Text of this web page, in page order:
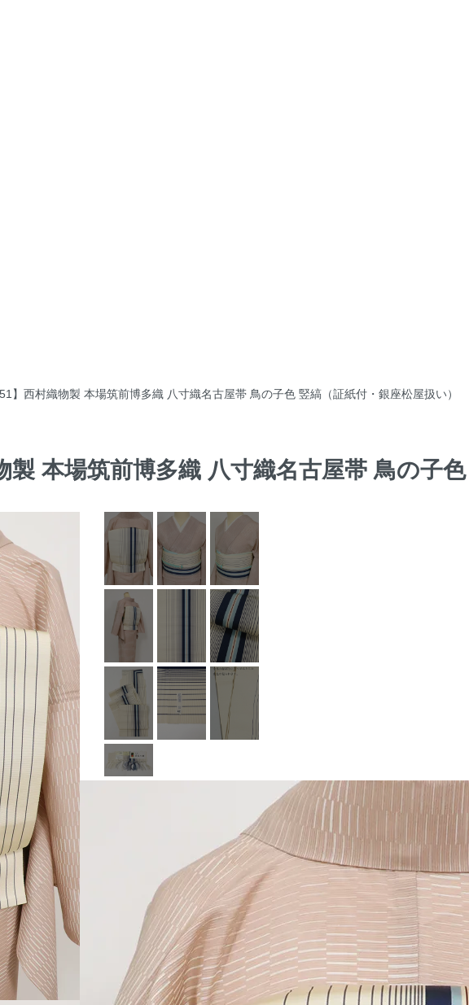
】西村織物製 本場筑前博多織 八寸織名古屋帯 鳥の子色 竪縞（証紙付・銀座松屋扱い）
本場筑前博多織 八寸織名古屋帯 鳥の子色